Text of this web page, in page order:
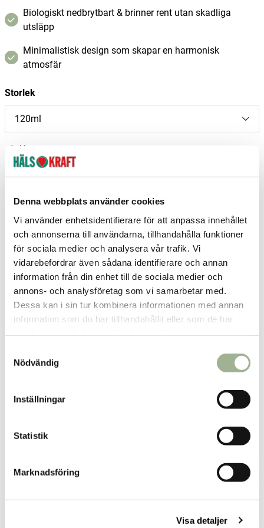
Denna webbplats använder cookies
Vi använder enhetsidentifierare för att anpassa innehållet
och annonserna till användarna, tillhandahålla funktioner
för sociala medier och analysera vår trafik. Vi
vidarebefordrar även sådana identifierare och annan
information från din enhet till de sociala medier och
annons- och analysföretag som vi samarbetar med.
Dessa kan i sin tur kombinera informationen med annan
information som du har tillhandahållit eller som de har
Nödvändig
Inställningar
Statistik
Marknadsföring
Visa detaljer
Biologiskt nedbrytbart & brinner rent utan skadliga
utsläpp
Minimalistisk design som skapar en harmonisk
atmosfär
Storlek
120ml
I lager
Fri frakt över 299 kr
1-3 dagars leverans
Samma pris i butik & online
Reservera och hämta i butik
Borås 2 st Reservera
3 Reservera
Karlshamn 2 st Reservera